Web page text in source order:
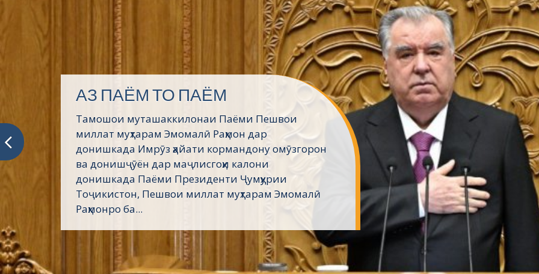
АЗ ПАЁМ ТО ПАЁМ
Тамошои муташаккилонаи Паёми Пешвои
миллат муҳтарам Эмомалӣ Раҳмон дар
донишкада Имрӯз ҳайати кормандону омӯзгорон
ва донишҷӯён дар маҷлисгоҳи калони
донишкада Паёми Президенти Ҷумҳурии
Тоҷикистон, Пешвои миллат муҳтарам Эмомалӣ
Раҳмонро ба...